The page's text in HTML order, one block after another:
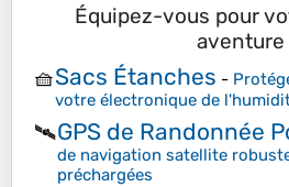
Équipez-vous pour
aventure
🧺Sacs Étanches -
votre électronique de
🛰️GPS de Randonnée
de navigation satellite
préchargées